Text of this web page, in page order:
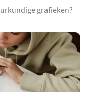
grafieken?